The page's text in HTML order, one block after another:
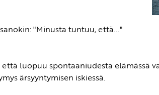
"Minusta tuntuu, että..."
luopuu spontaaniudesta elämässä
ärsyyntymisen iskiessä.